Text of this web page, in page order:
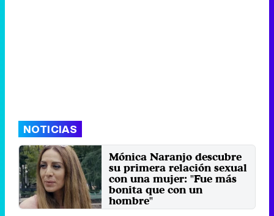
NOTICIAS
Mónica Naranjo descubre
su primera relación sexual
con una mujer: "Fue más
bonita que con un
hombre"